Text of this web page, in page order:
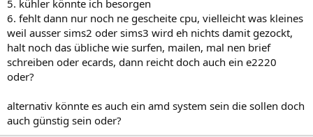
5. kühler könnte ich besorgen
6. fehlt dann nur noch ne gescheite cpu, vielleicht was kleines
weil ausser sims2 oder sims3 wird eh nichts damit gezockt,
halt noch das übliche wie surfen, mailen, mal nen brief
schreiben oder ecards, dann reicht doch auch ein e2220
oder?
alternativ könnte es auch ein amd system sein die sollen doch
auch günstig sein oder?